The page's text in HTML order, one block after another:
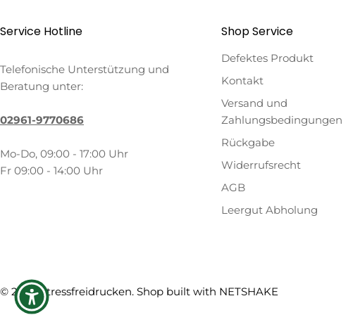
Service Hotline
Telefonische Unterstützung und
Beratung unter:
02961-9770686
Mo-Do, 09:00 - 17:00 Uhr
Fr 09:00 - 14:00 Uhr
Shop Service
Defektes Produkt
Kontakt
Versand und
Zahlungsbedingungen
Rückgabe
Widerrufsrecht
AGB
Leergut Abholung
© 2026Stressfreidrucken. Shop built with NETSHAKE